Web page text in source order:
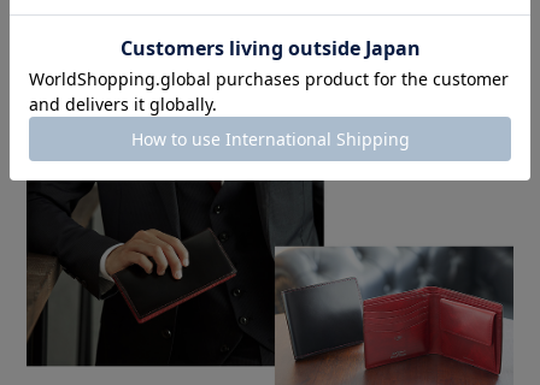
な発色のシラサギレザーがモダンな、 ツートーンカラーのシリ
ーズです。適度なドレス感がドレススタイル(スーツスタイル)な
どの スマートなコーディネートとマッチします。